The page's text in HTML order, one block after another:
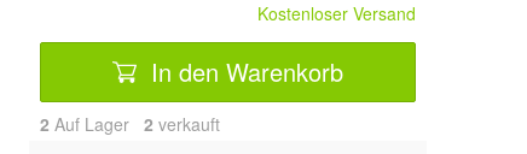
Kostenloser Versand
In den Warenkorb
2 Auf Lager 2 verkauft